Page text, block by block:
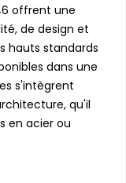
offrent une
de design et
hauts standards
dans une
s'intègrent
qu'il
en acier ou